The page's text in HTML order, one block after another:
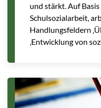
und stärkt. Auf
Schulsozialarbeit,
Handlungsfeldern
‚Entwicklung von